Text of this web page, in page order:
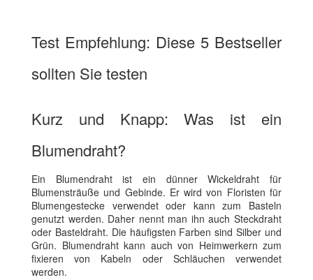
Test Empfehlung: Diese 5 Bestseller
sollten Sie testen
Kurz und Knapp: Was ist ein
Blumendraht?
Ein Blumendraht ist ein dünner Wickeldraht für
Blumensträuße und Gebinde. Er wird von Floristen für
Blumengestecke verwendet oder kann zum Basteln
genutzt werden. Daher nennt man ihn auch Steckdraht
oder Basteldraht. Die häufigsten Farben sind Silber und
Grün. Blumendraht kann auch von Heimwerkern zum
fixieren von Kabeln oder Schläuchen verwendet
werden.